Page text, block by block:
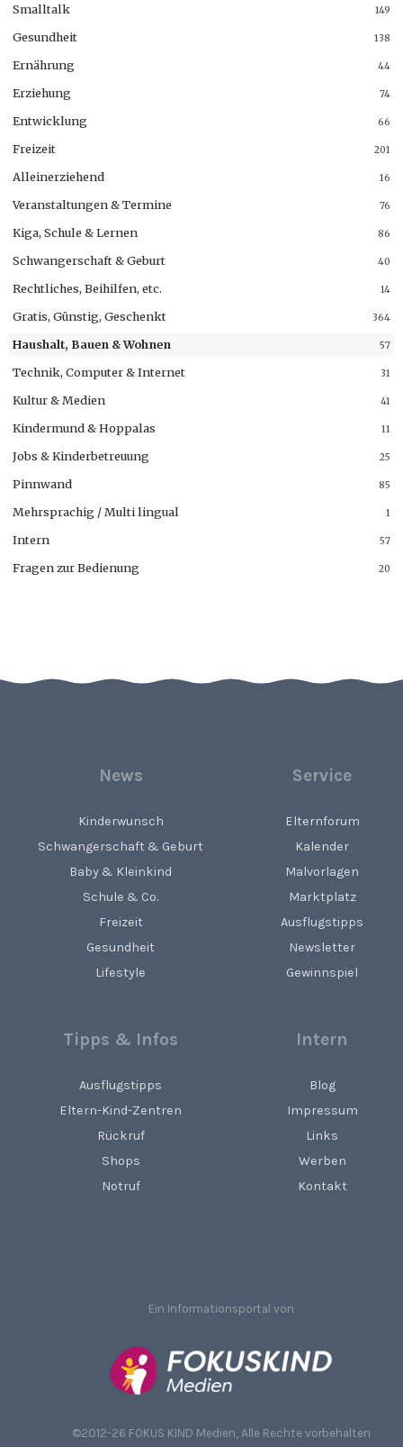
149
Smalltalk
138
Gesundheit
44
Ernährung
74
Erziehung
66
Entwicklung
201
Freizeit
16
Alleinerziehend
76
Veranstaltungen & Termine
86
Kiga, Schule & Lernen
40
Schwangerschaft & Geburt
14
Rechtliches, Beihilfen, etc.
364
Gratis, Günstig, Geschenkt
57
Haushalt, Bauen & Wohnen
31
Technik, Computer & Internet
41
Kultur & Medien
11
Kindermund & Hoppalas
25
Jobs & Kinderbetreuung
85
Pinnwand
1
Mehrsprachig / Multi lingual
57
Intern
20
Fragen zur Bedienung
News
Kinderwunsch
Schwangerschaft & Geburt
Baby & Kleinkind
Schule & Co.
Freizeit
Gesundheit
Lifestyle
Service
Elternforum
Kalender
Malvorlagen
Marktplatz
Ausflugstipps
Newsletter
Gewinnspiel
Tipps & Infos
Ausflugstipps
Eltern-Kind-Zentren
Rückruf
Shops
Notruf
Intern
Blog
Impressum
Links
Werben
Kontakt
Ein Informationsportal von
©2012-26 FOKUS KIND Medien, Alle Rechte vorbehalten